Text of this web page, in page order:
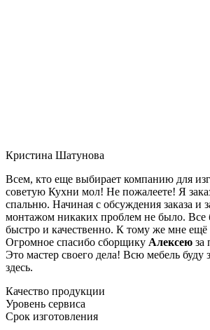
Кристина Шатунова
Всем, кто еще выбирает компанию для
советую Кухни мол! Не пожалеете! Я
спальню. Начиная с обсуждения заказа и
монтажом никаких проблем не было. Все
быстро и качественно. К тому же мне ещё
Огромное спасибо сборщику Алексею за
Это мастер своего дела! Всю мебель буду
здесь.
Качество продукции
Уровень сервиса
Срок изготовления